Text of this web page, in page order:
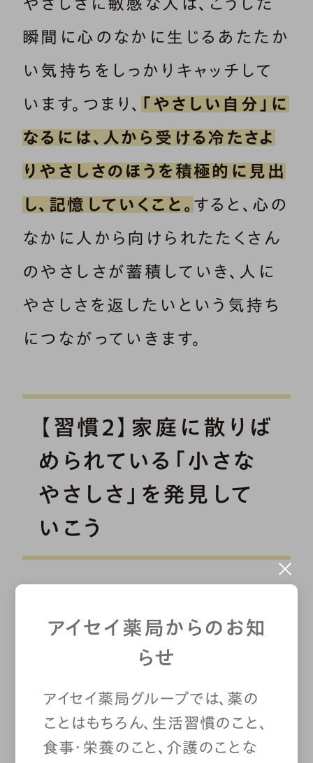
やさしさに敏感な人は、こうした
瞬間に心のなかに生じるあたたか
い気持ちをしっかりキャッチして
います。つまり、 「やさしい自分」に
なるには、人から受ける冷たさよ
りやさしさのほうを積極的に見出
し、記憶していくこと。 すると、心の
なかに人から向けられたたくさん
のやさしさが蓄積していき、人に
やさしさを返したいという気持ち
につながっていきます。
【習慣2】家庭に散りば
められている「小さな
やさしさ」を発見して
いこう
くさんの「やさしさ」が込められて
います。ぜひ、そのことにも細やか
に目を向けていきましょう。
朝起きて「おはよう」の一言を伝え
アイセイ薬局からのお知
らせ
アイセイ薬局グループでは、薬の
ことはもちろん、生活習慣のこと、
食事・栄養のこと、介護のことな